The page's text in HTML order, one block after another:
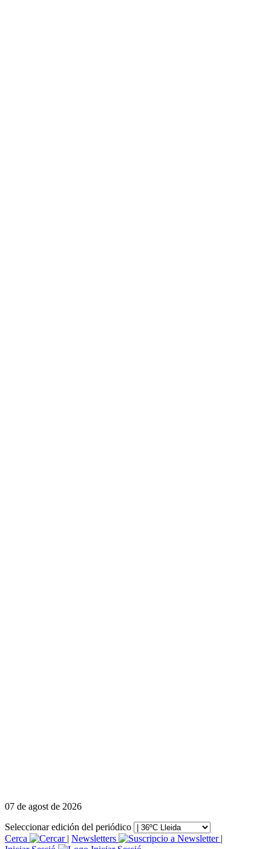
07 de agost de 2026
Seleccionar edición del periódico
Cerca
| Newsletters
|